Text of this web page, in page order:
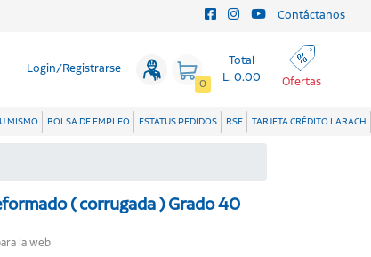
Contáctanos
Login/Registrarse
0
Total
L. 0.00
Ofertas
MISMO BOLSA DE EMPLEO ESTATUS PEDIDOS RSE TARJETA CRÉDITO LARACH
( corrugada ) Grado 40
la web